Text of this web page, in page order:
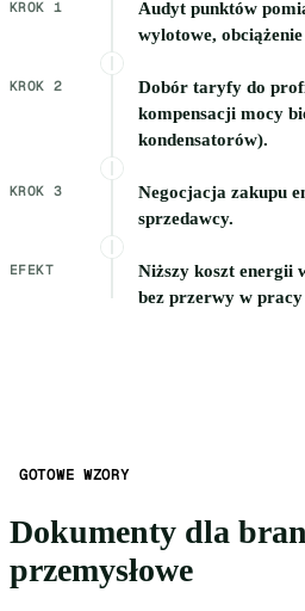
KROK 1
Audyt punktów
wylotowe,
KROK 2
Dobór taryfy do
kompensacji mocy
kondensatorów).
KROK 3
Negocjacja zakupu
sprzedawcy.
EFEKT
Niższy koszt energii
bez przerwy w
GOTOWE WZORY
Dokumenty dla
przemysłowe